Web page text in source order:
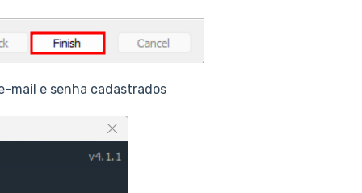
mail e senha cadastrados